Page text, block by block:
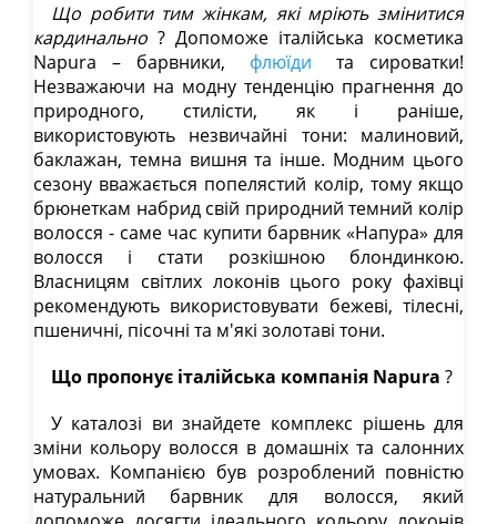
Що робити тим жінкам, які мріють змінитися
кардинально? Допоможе італійська косметика
Napura – барвники,
флюїди
та сироватки!
Незважаючи на модну тенденцію прагнення до
природного, стилісти, як і раніше,
використовують незвичайні тони: малиновий,
баклажан, темна вишня та інше. Модним цього
сезону вважається попелястий колір, тому якщо
брюнеткам набрид свій природний темний колір
волосся - саме час купити барвник «Напура» для
волосся і стати розкішною блондинкою.
Власницям світлих локонів цього року фахівці
рекомендують використовувати бежеві, тілесні,
пшеничні, пісочні та м'які золотаві тони.
Що пропонує італійська компанія Napura ?
У каталозі ви знайдете комплекс рішень для
зміни кольору волосся в домашніх та салонних
умовах. Компанією був розроблений повністю
натуральний барвник для волосся, який